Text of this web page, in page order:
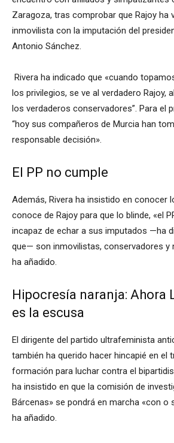
Zaragoza, tras comprobar que Rajoy ha
inmovilista con la imputación del
Antonio Sánchez.
Rivera ha indicado que «cuando
los privilegios, se ve al verdadero Rajoy,
los verdaderos conservadores”. Para el
“hoy sus compañeros de Murcia han
responsable decisión».
El PP no cumple
Además, Rivera ha insistido en conocer
conoce de Rajoy para que lo blinde, «el
incapaz de echar a sus imputados —ha
que— son inmovilistas, conservadores y
ha añadido.
Hipocresía naranja: Ahora
es la escusa
El dirigente del partido ultrafeminista
también ha querido hacer hincapié en el
formación para luchar contra el
ha insistido en que la comisión de
Bárcenas» se pondrá en marcha «con o
ha añadido.